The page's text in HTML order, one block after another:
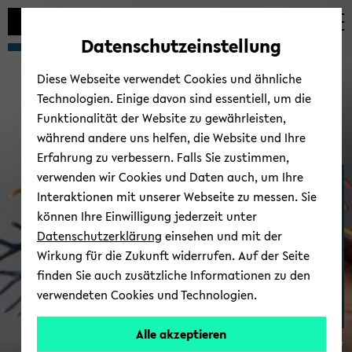
Automatische
vermeiden
skip
main
skip
main
skip
footer
Me­di­zi­ni­sche As­sis­tenz­
sys­te­me
© Uni­ver­si­tät Bie­le­feld/Pa­trick Poll­mei­er
Datenschutzeinstellung
Diese Webseite verwendet Cookies und ähnliche
Technologien. Einige davon sind essentiell, um die
Funktionalität der Website zu gewährleisten,
während andere uns helfen, die Website und Ihre
Erfahrung zu verbessern. Falls Sie zustimmen,
verwenden wir Cookies und Daten auch, um Ihre
Interaktionen mit unserer Webseite zu messen. Sie
können Ihre Einwilligung jederzeit unter
Datenschutzerklärung einsehen und mit der
Wirkung für die Zukunft widerrufen. Auf der Seite
finden Sie auch zusätzliche Informationen zu den
verwendeten Cookies und Technologien.
Alle akzeptieren